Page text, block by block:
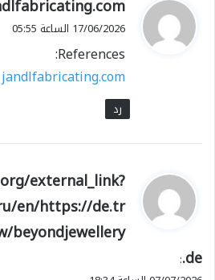
ق
ل
17/06/2026 الساعة 05:55
References:
jandlfabricating.com
رد
ي
و
ل
external_link?
en/https://de.tr
beyondjewellery
.de
: